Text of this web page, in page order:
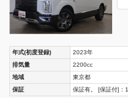
年式(初度登録) 2023年
排気量
2200cc
地域
東京都
保証
保証有。 [保証付]：